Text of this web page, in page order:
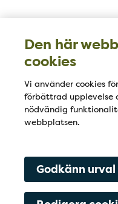
Den här
cookies
Vi använder cookies
förbättrad upplevelse
nödvändig
webbplatsen.
Godkänn
Karta